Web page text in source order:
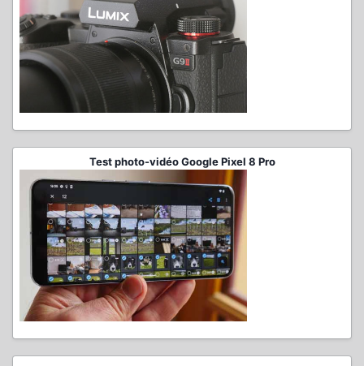
Test photo-vidéo Google Pixel 8 Pro